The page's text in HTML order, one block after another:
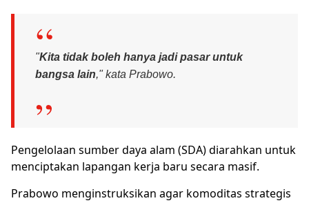
"Kita tidak boleh hanya jadi pasar untuk
bangsa lain," kata Prabowo.
Pengelolaan sumber daya alam (SDA) diarahkan untuk
menciptakan lapangan kerja baru secara masif.
Prabowo menginstruksikan agar komoditas strategis